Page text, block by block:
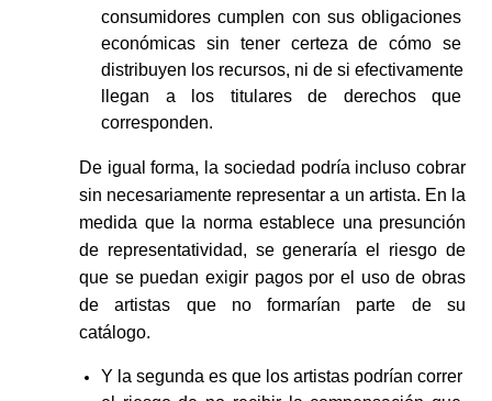
consumidores cumplen con sus obligaciones
económicas sin tener certeza de cómo se
distribuyen los recursos, ni de si efectivamente
llegan a los titulares de derechos que
corresponden.
De igual forma, la sociedad podría incluso cobrar
sin necesariamente representar a un artista. En la
medida que la norma establece una presunción
de representatividad, se generaría el riesgo de
que se puedan exigir pagos por el uso de obras
de artistas que no formarían parte de su
catálogo.
Y la segunda es que los artistas podrían correr